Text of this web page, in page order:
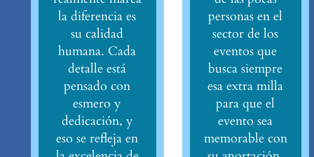
la diferencia es
su calidad
humana. Cada
detalle está
pensado con
esmero y
dedicación, y
eso se refleja en
personas en el
sector de los
eventos que
busca siempre
esa extra milla
para que el
evento sea
memorable con